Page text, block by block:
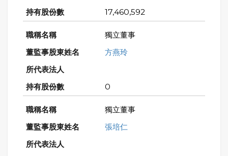
17,460,592
獨立董事
方燕玲
0
獨立董事
張培仁